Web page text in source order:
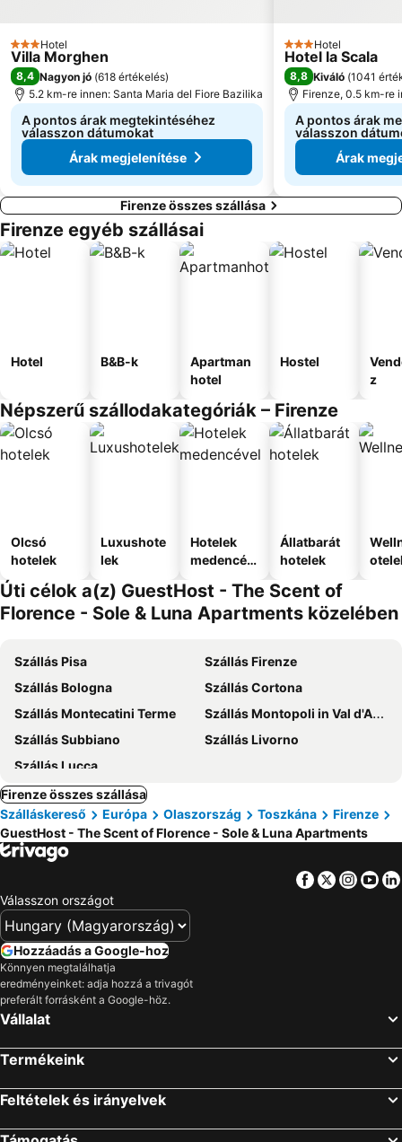
3 Kategória
Hotel
Villa Morghen
8,4 Nagyon jó (618 értékelés)
5.2 km-re innen: Santa Maria del Fiore Bazilika
A pontos árak megtekintéséhez
válasszon dátumokat
Árak megjelenítése
3 Kategória
Hotel
Hotel la Scala
8,8 Kiváló (1041
Firenze, 0.5 km-re
A pontos árak
válasszon
Árak
Firenze összes szállása
Firenze egyéb szállásai
Hotel B&B-k
Apartman
hotel
Hostel
z
Népszerű szállodakategóriák – Firenze
Olcsó
hotelek
Luxushote
lek
Hotelek
medencév
Állatbarát
hotelek
Úti célok a(z) GuestHost - The Scent of
Florence - Sole & Luna Apartments közelében
Szállás Pisa
Szállás Firenze
Szállás Bologna
Szállás Cortona
Szállás Montecatini Terme
Szállás Montopoli in Val d'Arno
Szállás Subbiano
Szállás Livorno
Szállás Lucca
Firenze összes szállása
Szálláskereső
Európa Olaszország Toszkána
Firenze
GuestHost - The Scent of Florence - Sole & Luna Apartments
Facebook
Twitter
Válasszon országot
Hozzáadás a Google-hoz
Könnyen megtalálhatja
eredményeinket: adja hozzá a trivagót
preferált forrásként a Google-höz.
Vállalat
Termékeink
Feltételek és irányelvek